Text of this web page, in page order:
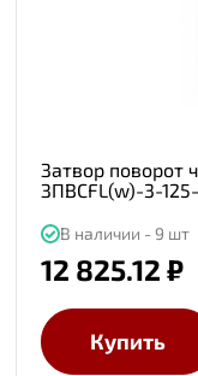
Затвор поворот
ЗПВСFL(w)-3-
В наличии - 9 шт
12 825.12 ₽
Купить